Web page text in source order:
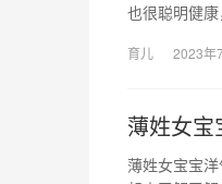
也很聪明健
育儿 2023年
薄姓女
薄姓女宝宝